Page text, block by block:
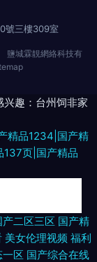
號三樓309室
鹽城霖靚網絡科技有
趣：台州饲非家
精品1234|国产精
137页|国产精品
熟女免费一区 人妻
产二区三区 国产精
美女伦理视频 福利
一区 国产综合在线